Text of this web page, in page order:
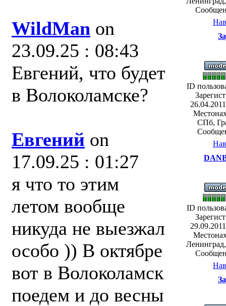
WildMan on
23.09.25 : 08:43
Евгений, что будет
в Волоколамске?
Евгений on
17.09.25 : 01:27
я что то этим
летом вообще
никуда не выезжал
особо )) В октябре
вот в Волоколамск
поедем и до весны
ID
СПб,
ID